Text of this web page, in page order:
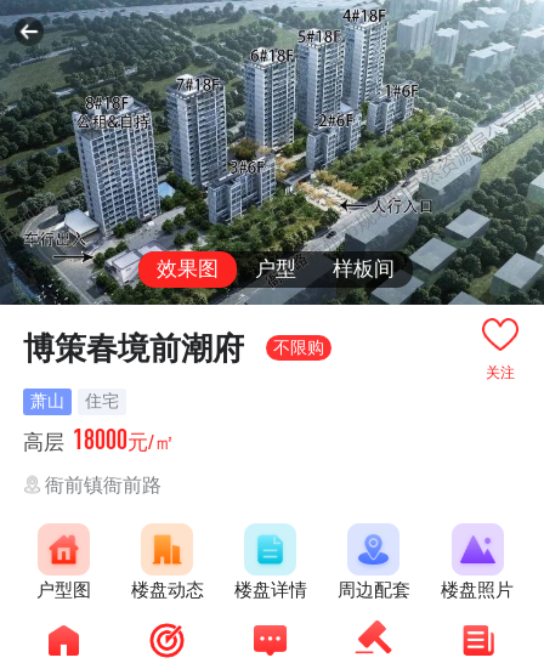
效果图 户型 样板间
关注
博策春境前潮府 不限购
萧山 住宅
高层 18000元/㎡
衙前镇衙前路
户型图 楼盘动态 楼盘详情 周边配套 楼盘照片